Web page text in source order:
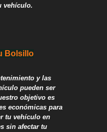
vehículo.
Bolsillo
y las
pueden ser
objetivo es
económicas para
tu vehículo en
sin afectar tu